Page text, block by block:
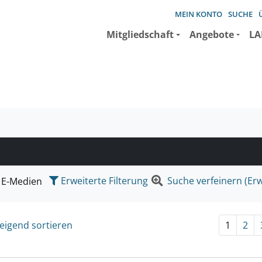
MEIN KONTO SUCHE
Mitgliedschaft Angebote
suchen wollen.
E-Medien Erweiterte Filterung Suche verfeinern
sortieren 1 2